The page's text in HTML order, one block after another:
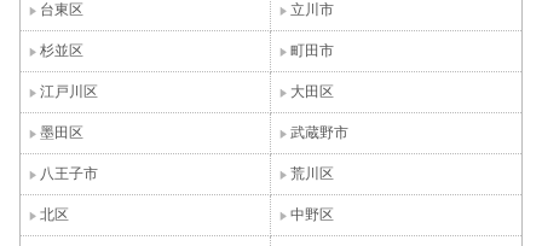
台東区 立川市
杉並区 町田市
江戸川区 大田区
墨田区 武蔵野市
八王子市 荒川区
北区 中野区